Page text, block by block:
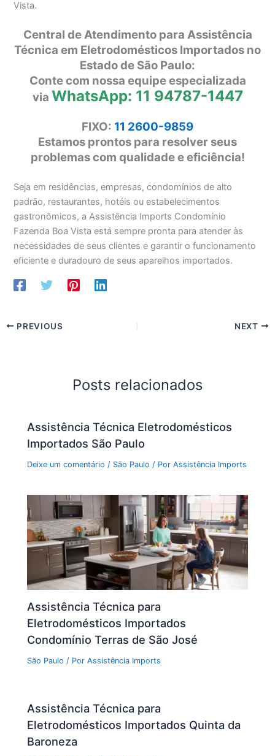
Vista.
Central de Atendimento para Assistência
Técnica em Eletrodomésticos Importados no
Estado de São Paulo:
Conte com nossa equipe especializada
via WhatsApp: 11 94787-1447
FIXO: 11 2600-9859
Estamos prontos para resolver seus
problemas com qualidade e eficiência!
Seja em residências, empresas, condomínios de alto
padrão, restaurantes, hotéis ou estabelecimentos
gastronômicos, a Assistência Imports Condomínio
Fazenda Boa Vista está sempre pronta para atender às
necessidades de seus clientes e garantir o funcionamento
eficiente e duradouro de seus aparelhos importados.
PREVIOUS NEXT
Posts relacionados
Assistência Técnica Eletrodomésticos
Importados São Paulo
Deixe um comentário / São Paulo / PorAssistência Imports
Assistência Técnica para
Eletrodomésticos Importados
Condomínio Terras de São José
São Paulo / PorAssistência Imports
Assistência Técnica para
Eletrodomésticos Importados Quinta da
Baroneza